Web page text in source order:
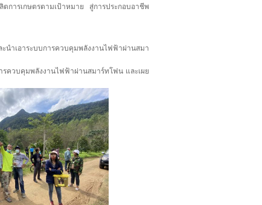
การเกษตรตามเป้าหมาย สู่การประกอบอาชีพ
ำเอาระบบการควบคุมพลังงานไฟฟ้าผ่านสมา
ควบคุมพลังงานไฟฟ้าผ่านสมาร์ทโฟน และเผย